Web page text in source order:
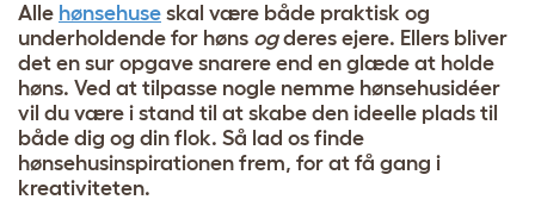
Alle hønsehuse skal være både praktisk og
underholdende for høns ogderes ejere. Ellers bliver
det en sur opgave snarere end en glæde at holde
høns. Ved at tilpasse nogle nemme hønsehusidéer
vil du være i stand til at skabe den ideelle plads til
både dig og din flok. Så lad os finde
hønsehusinspirationen frem, for at få gang i
kreativiteten.